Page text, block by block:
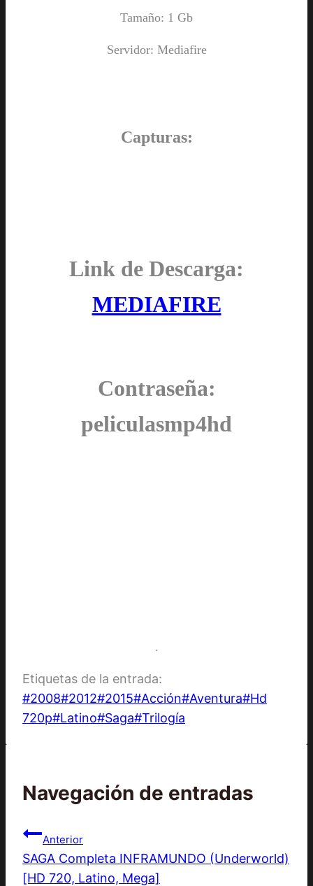
Tamaño: 1 Gb
Servidor: Mediafire
Capturas:
Link de Descarga:
MEDIAFIRE
Contraseña:
peliculasmp4hd
.
Etiquetas de la entrada:
#2008#2012#2015#Acción#Aventura#Hd
720p#Latino#Saga#Trilogía
Navegación de entradas
Anterior
SAGA Completa INFRAMUNDO (Underworld)
[HD 720, Latino, Mega]